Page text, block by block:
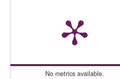
No metrics available.